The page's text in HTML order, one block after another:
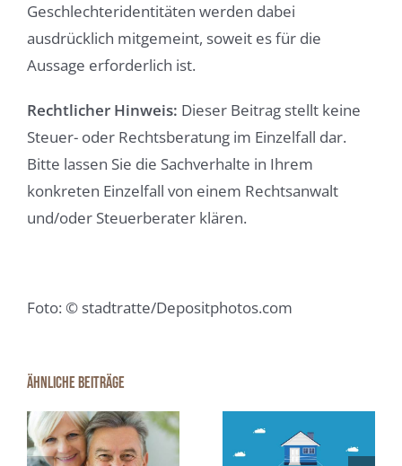
Geschlechteridentitäten werden dabei
ausdrücklich mitgemeint, soweit es für die
Aussage erforderlich ist.
Rechtlicher Hinweis: Dieser Beitrag stellt keine
Steuer- oder Rechtsberatung im Einzelfall dar.
Bitte lassen Sie die Sachverhalte in Ihrem
konkreten Einzelfall von einem Rechtsanwalt
und/oder Steuerberater klären.
Foto: © stadtratte/Depositphotos.com
Ähnliche Beiträge
Scheidungsimmobilie:
Zwangsversteigerung
2025: